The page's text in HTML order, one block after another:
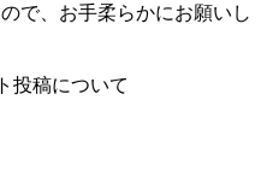
で、お手柔らかにお願いし
投稿について